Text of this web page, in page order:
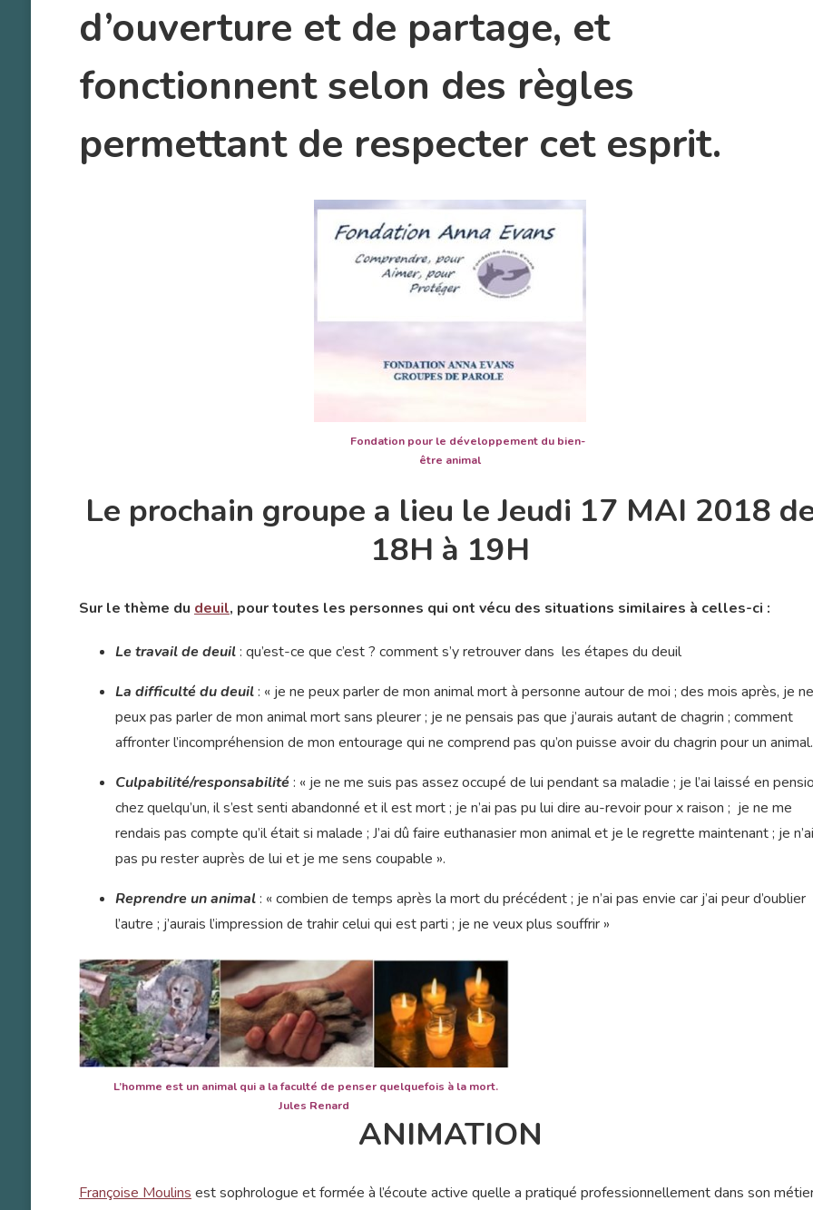
d’ouverture et de partage, et
fonctionnent selon des règles
permettant de respecter cet esprit.
Fondation pour le développement du bien-
être animal
Le prochain groupe a lieu le Jeudi 17 MAI 2018
18H à 19H
Sur le thème du deuil, pour toutes les personnes qui ont vécu des situations similaires à celles-ci :
Le travail de deuil: qu’est-ce que c’est ? comment s’y retrouver dans les étapes du deuil
La difficulté du deuil: « je ne peux parler de mon animal mort à personne autour de moi ; des mois après, je ne
peux pas parler de mon animal mort sans pleurer ; je ne pensais pas que j’aurais autant de chagrin ; comment
affronter l’incompréhension de mon entourage qui ne comprend pas qu’on puisse avoir du chagrin pour un
Culpabilité/responsabilité: « je ne me suis pas assez occupé de lui pendant sa maladie ; je l’ai laissé en
chez quelqu’un, il s’est senti abandonné et il est mort ; je n’ai pas pu lui dire au-revoir pour x raison ; je ne me
rendais pas compte qu’il était si malade ; J’ai dû faire euthanasier mon animal et je le regrette maintenant ; je n’ai
pas pu rester auprès de lui et je me sens coupable ».
Reprendre un animal: « combien de temps après la mort du précédent ; je n’ai pas envie car j’ai peur d’oublier
l’autre ; j’aurais l’impression de trahir celui qui est parti ; je ne veux plus souffrir »
L’homme est un animal qui a la faculté de penser quelquefois à la mort.
Jules Renard
ANIMATION
Françoise Moulins est sophrologue et formée à l’écoute active quelle a pratiqué professionnellement dans son